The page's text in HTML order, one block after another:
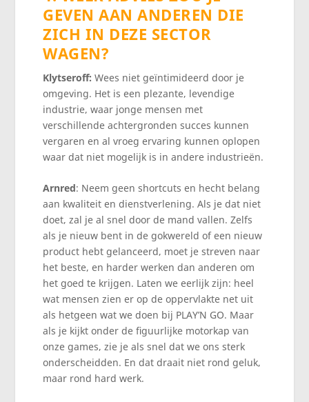
GEVEN AAN ANDEREN DIE
ZICH IN DEZE SECTOR
WAGEN?
Klytseroff:Wees niet geïntimideerd door je
omgeving. Het is een plezante, levendige
industrie, waar jonge mensen met
verschillende achtergronden succes kunnen
vergaren en al vroeg ervaring kunnen oplopen
waar dat niet mogelijk is in andere industrieën.
Arnred: Neem geen shortcuts en hecht belang
aan kwaliteit en dienstverlening. Als je dat niet
doet, zal je al snel door de mand vallen. Zelfs
als je nieuw bent in de gokwereld of een nieuw
product hebt gelanceerd, moet je streven naar
het beste, en harder werken dan anderen om
het goed te krijgen. Laten we eerlijk zijn: heel
wat mensen zien er op de oppervlakte net uit
als hetgeen wat we doen bij PLAY’N GO. Maar
als je kijkt onder de figuurlijke motorkap van
onze games, zie je als snel dat we ons sterk
onderscheidden. En dat draait niet rond geluk,
maar rond hard werk.